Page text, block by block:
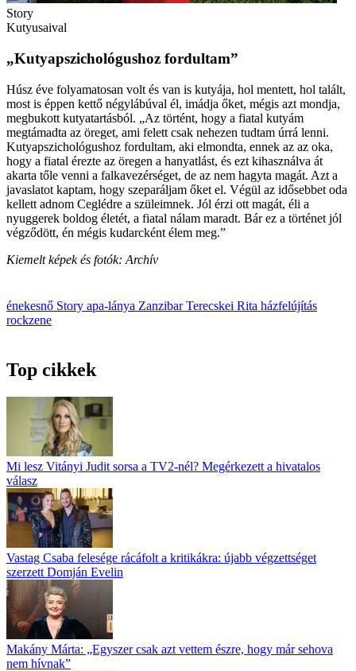
Story
Kutyusaival
„Kutyapszichológushoz fordultam”
Húsz éve folyamatosan volt és van is kutyája, hol mentett, hol talált,
most is éppen kettő négylábúval él, imádja őket, mégis azt mondja,
megbukott kutyatartásból. „Az történt, hogy a fiatal kutyám
megtámadta az öreget, ami felett csak nehezen tudtam úrrá lenni.
Kutyapszichológushoz fordultam, aki elmondta, ennek az az oka,
hogy a fiatal érezte az öregen a hanyatlást, és ezt kihasználva át
akarta tőle venni a falkavezérséget, de az nem hagyta magát. Azt a
javaslatot kaptam, hogy szeparáljam őket el. Végül az idősebbet oda
kellett adnom Ceglédre a szüleimnek. Jól érzi ott magát, éli a
nyuggerek boldog életét, a fiatal nálam maradt. Bár ez a történet jól
végződött, én mégis kudarcként élem meg.”
Kiemelt képek és fotók: Archív
énekesnő Story apa-lánya ZanzibarTerecskei Rita házfelújítás
rockzene
Top cikkek
Mi lesz Vitányi Judit sorsa a TV2-nél? Megérkezett a hivatalos
válasz
Vastag Csaba felesége rácáfolt a kritikákra: újabb végzettséget
szerzett Domján Evelin
Makány Márta: „Egyszer csak azt vettem észre, hogy már sehova
nem hívnak”